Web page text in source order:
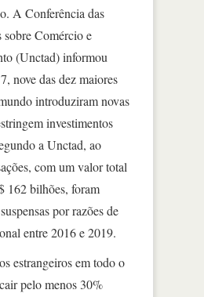
A Conferência das
Comércio e
(Unctad) informou
nove das dez maiores
introduziram novas
investimentos
a Unctad, ao
com um valor total
162 bilhões, foram
por razões de
entre 2016 e 2019.
estrangeiros em todo o
pelo menos 30%